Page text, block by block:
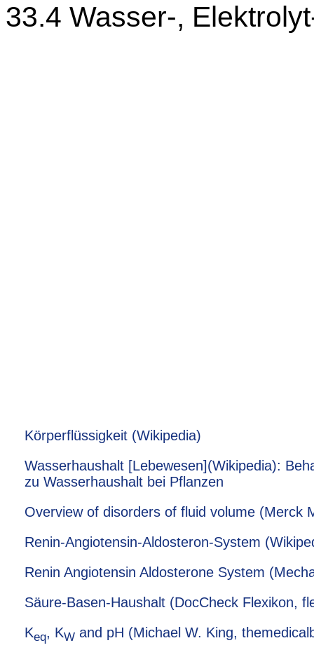
33.4 Wasser-,
Körperflüssigkeit (Wikipedia)
Wasserhaushalt [Lebewesen](Wikipedia):
zu Wasserhaushalt bei Pflanzen
Overview of disorders of fluid volume (Merck
Renin-Angiotensin-Aldosteron-System
Renin Angiotensin Aldosterone System
Säure-Basen-Haushalt (DocCheck Flexikon,
Keq, KWand pH (Michael W. King,